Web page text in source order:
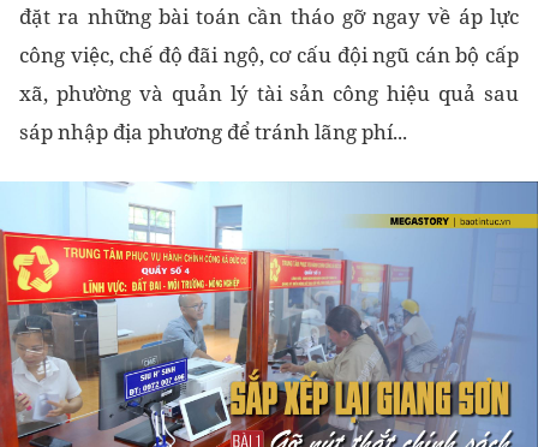
đặt ra những bài toán cần tháo gỡ ngay về áp lực
công việc, chế độ đãi ngộ, cơ cấu đội ngũ cán bộ cấp
xã, phường và quản lý tài sản công hiệu quả sau
sáp nhập địa phương để tránh lãng phí...